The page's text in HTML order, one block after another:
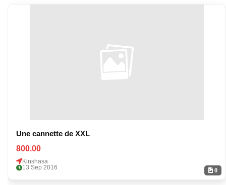
0
Une cannette de XXL
800.00
Kinshasa
13 Sep 2016